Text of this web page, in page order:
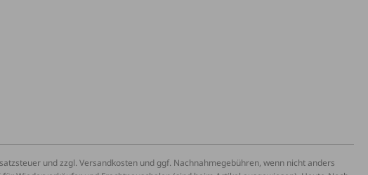
und zzgl. Versandkosten und ggf. Nachnahmegebühren, wenn nicht anders